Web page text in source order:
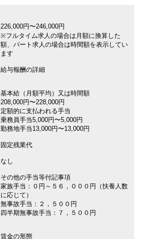
226,000円〜246,000円
※フルタイム求人の場合は月額に換算した
額、パート求人の場合は時間額を表示してい
ます
給与報酬の詳細
基本給（月額平均）又は時間額
208,000円〜228,000円
定額的に支払われる手当
乗務員手当5,000円〜5,000円
勤務地手当13,000円〜13,000円
固定残業代
なし
その他の手当等付記事項
家族手当：０円～５６，０００円（扶養人数
に応じて）
無事故手当：２，５００円
四半期無事故手当：７，５００円
賃金の形態